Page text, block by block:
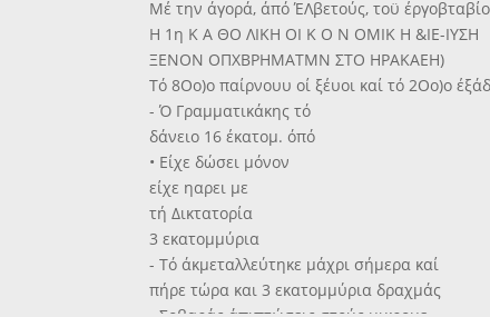
Μέ την άγορά, άπό ΈΛβετούς, τοϋ
Η 1η Κ Α ΘΟ ΛΙΚΗ ΟΙ Κ Ο Ν ΟΜΙΚ Η &ΙΕ-ΙΥΣΗ
ΞΕΝΟΝ ΟΠΧΒΡΗΜΑΤΜΝ ΣΤΟ ΗΡΑΚΑΕΗ)
Τό 8Οο)ο παίρνουυ οί ξέυοι καί τό 2Οο)ο
- Ό Γραμματικάκης τό
δάνειο 16 έκατομ. όπό
• Είχε δώσει μόνον
είχε ηαρει με
τή Δικτατορία
3 εκατομμύρια
- Τό άκμεταλλεύτηκε μάχρι σήμερα καί
πήρε τώρα και 3 εκατομμύρια δραχμάς